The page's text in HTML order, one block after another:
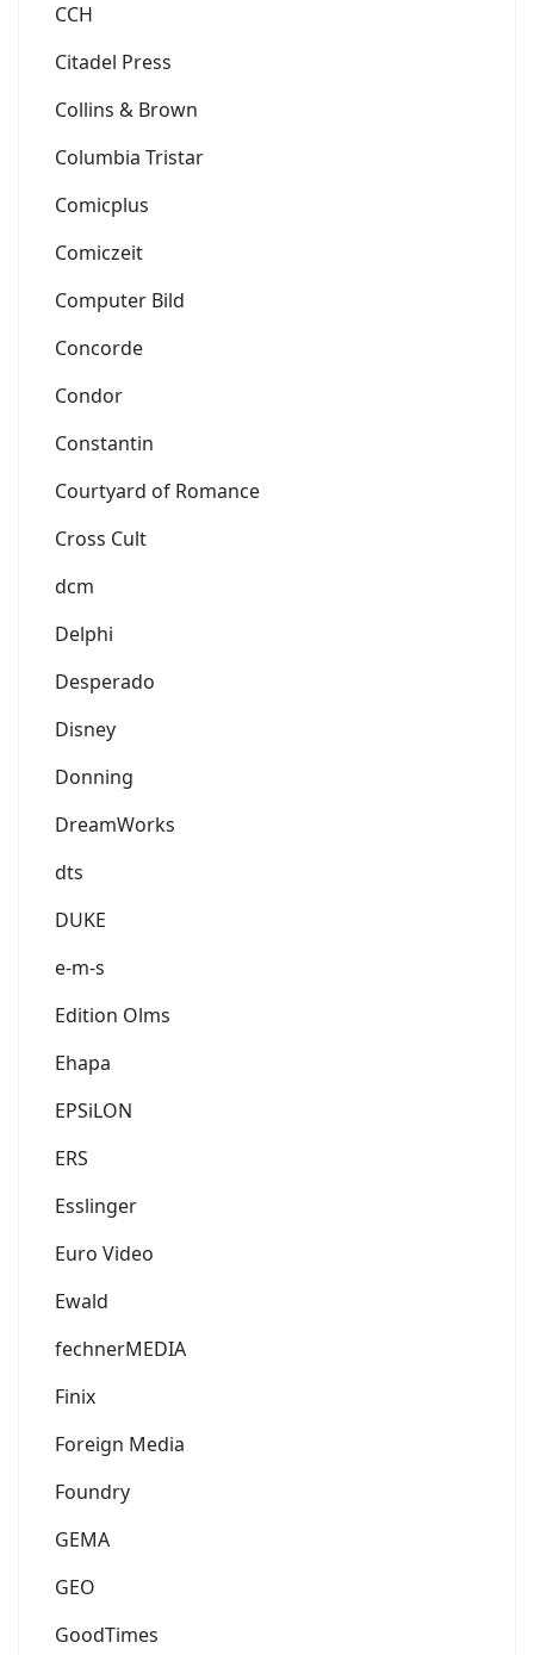
CCH
Citadel Press
Collins & Brown
Columbia Tristar
Comicplus
Comiczeit
Computer Bild
Concorde
Condor
Constantin
Courtyard of Romance
Cross Cult
dcm
Delphi
Desperado
Disney
Donning
DreamWorks
dts
DUKE
e-m-s
Edition Olms
Ehapa
EPSiLON
ERS
Esslinger
Euro Video
Ewald
fechnerMEDIA
Finix
Foreign Media
Foundry
GEMA
GEO
GoodTimes